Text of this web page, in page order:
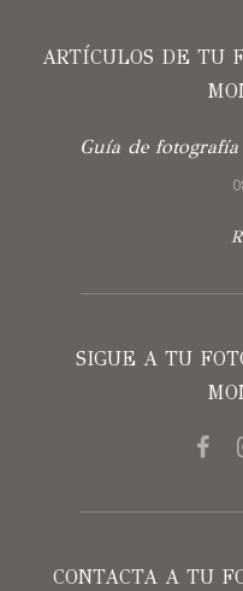
ARTÍCULOS DE TU
Guía de
SIGUE A TU
CONTACTA A TU